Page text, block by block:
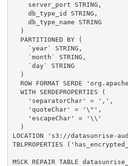
    server_port STRING,
    db_type_id STRING,
    db_type_name STRING
  )
  PARTITIONED BY (
    `year` STRING,
    `month` STRING,
    `day` STRING
  )
ROW FORMAT SERDE
  WITH SERDEPROPERTIES (
    'separatorChar' = ',',
    'quoteChar' = '\"',
    'escapeChar' = '\\'
  )
LOCATION 's3://datasunrise-
TBLPROPERTIES
MSCK REPAIR TABLE